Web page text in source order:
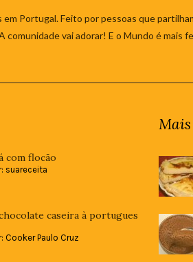
Portugal. Feito por pessoas que
vai adorar! E o Mundo é mais
com flocão
suareceita
caseira à portugues
Cooker Paulo Cruz